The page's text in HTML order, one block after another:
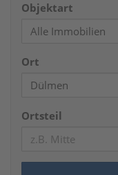
Objektart
Ort
Ortsteil